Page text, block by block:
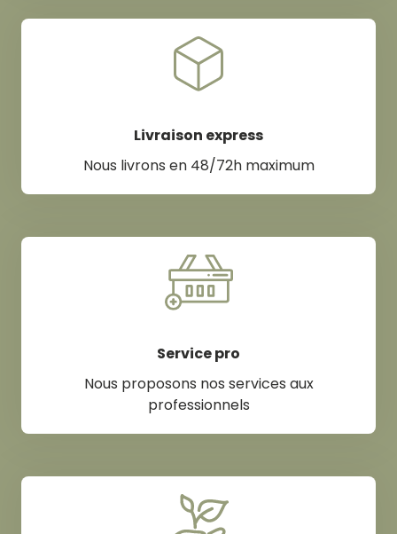
Livraison express
Nous livrons en 48/72h maximum
Service pro
Nous proposons nos services aux
professionnels